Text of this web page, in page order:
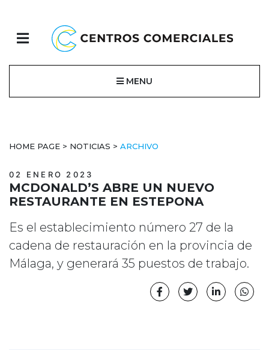
MENU
HOME PAGE > NOTICIAS > ARCHIVO
02 ENERO 2023
MCDONALD’S ABRE UN NUEVO
RESTAURANTE EN ESTEPONA
Es el establecimiento número 27 de la
cadena de restauración en la provincia de
Málaga, y generará 35 puestos de trabajo.